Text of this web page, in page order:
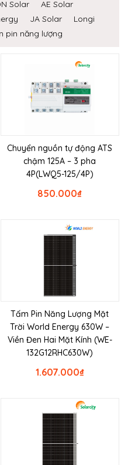
Solar
AE Solar
JA Solar
Longi
pin năng lượng
Chuyển nguồn tự động ATS
chậm 125A – 3 pha
4P(LWQ5-125/4P)
₫
850.000
Tấm Pin Năng Lượng Mặt
Trời World Energy 630W –
Viền Đen Hai Mặt Kính (WE-
132G12RHC630W)
₫
1.607.000